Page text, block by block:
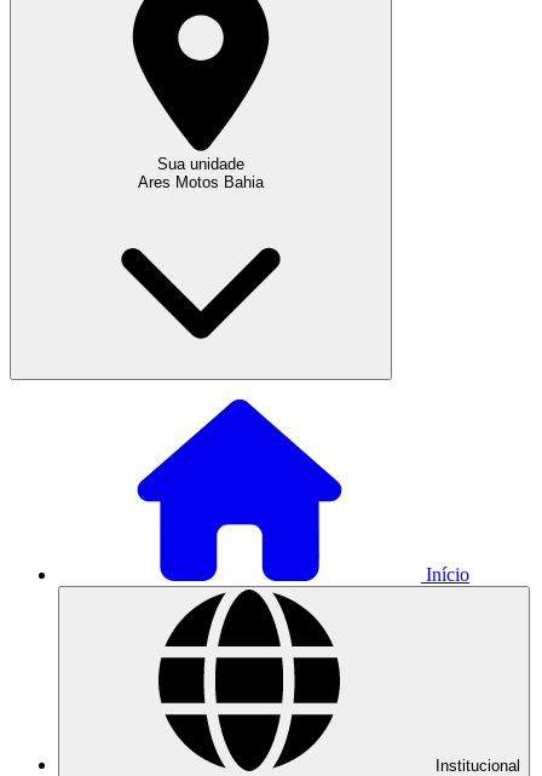
Sua unidade
Ares Motos Bahia
Início
Institucional